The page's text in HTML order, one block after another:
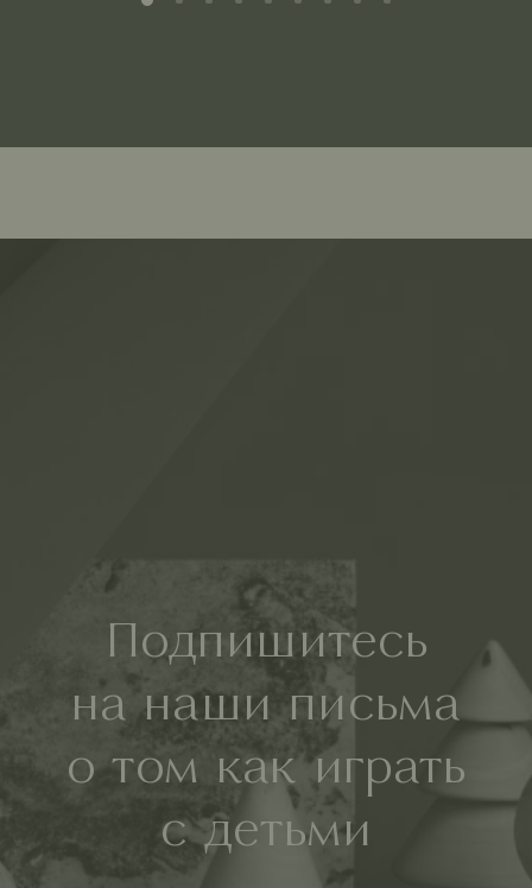
Подпишитесь
на наши письма
о том как играть
с детьми